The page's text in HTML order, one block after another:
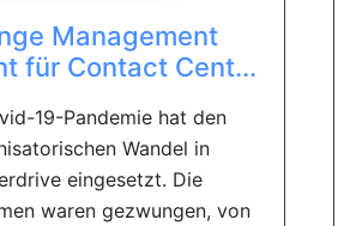
Management
für Contact Cent...
19-Pandemie hat den
Wandel in
eingesetzt. Die
waren gezwungen, von